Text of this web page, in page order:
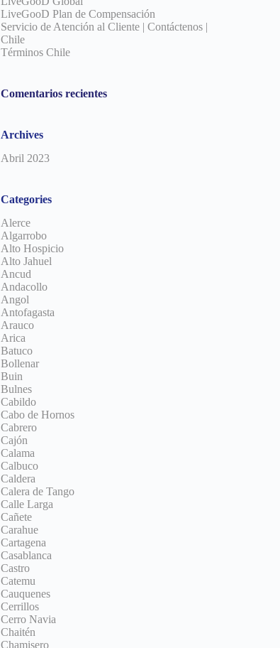
LiveGooD Plan de Compensación
Servicio de Atención al Cliente | Contáctenos |
Chile
Términos Chile
Comentarios recientes
Archives
Abril 2023
Categories
Alerce
Algarrobo
Alto Hospicio
Alto Jahuel
Ancud
Andacollo
Angol
Antofagasta
Arauco
Arica
Batuco
Bollenar
Buin
Bulnes
Cabildo
Cabo de Hornos
Cabrero
Cajón
Calama
Calbuco
Caldera
Calera de Tango
Calle Larga
Cañete
Carahue
Cartagena
Casablanca
Castro
Catemu
Cauquenes
Cerrillos
Cerro Navia
Chaitén
Chamisero